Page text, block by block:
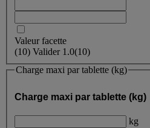
Valeur facette
(10) Valider 1.0(10)
Charge maxi par tablette (kg)
Charge maxi par tablette (kg)
kg